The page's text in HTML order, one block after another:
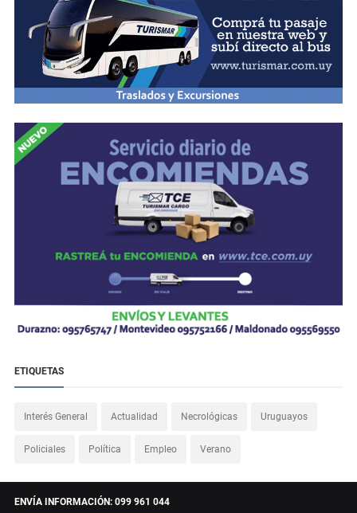
ETIQUETAS
Interés General Actualidad Necrológicas Uruguayos
Policiales Política Empleo Verano
ENVÍA INFORMACIÓN: 099 961 044